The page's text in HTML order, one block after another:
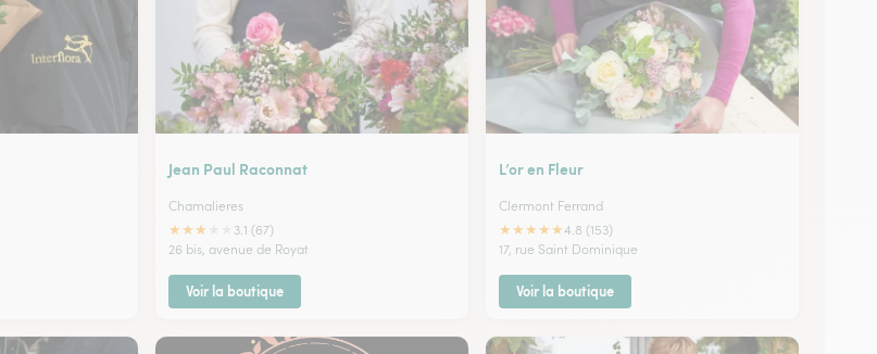
Jean Paul Raconnat
Chamalieres
★★★
3.1 (67)
26 bis, avenue de Royat
Voir la boutique
L’or en Fleur
Clermont Ferrand
★★★★★4.8 (153)
17, rue Saint Dominique
Voir la boutique